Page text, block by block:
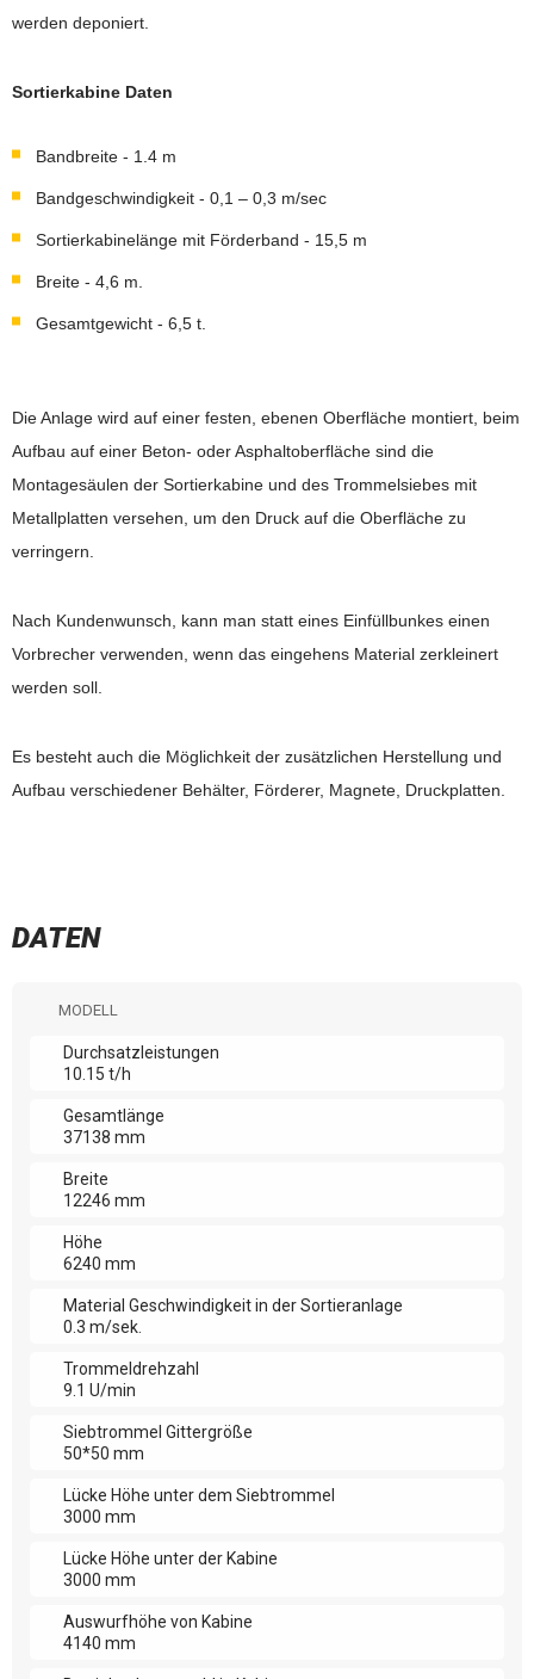
werden deponiert.
Sortierkabine Daten
Bandbreite - 1.4 m
Bandgeschwindigkeit - 0,1 – 0,3 m/sec
Sortierkabinelänge mit Förderband - 15,5 m
Breite - 4,6 m.
Gesamtgewicht - 6,5 t.
Die Anlage wird auf einer festen, ebenen Oberfläche montiert, beim
Aufbau auf einer Beton- oder Asphaltoberfläche sind die
Montagesäulen der Sortierkabine und des Trommelsiebes mit
Metallplatten versehen, um den Druck auf die Oberfläche zu
verringern.
Nach Kundenwunsch, kann man statt eines Einfüllbunkes einen
Vorbrecher verwenden, wenn das eingehens Material zerkleinert
werden soll.
Es besteht auch die Möglichkeit der zusätzlichen Herstellung und
Aufbau verschiedener Behälter, Förderer, Magnete, Druckplatten.
DATEN
MODELL
Durchsatzleistungen
10.15 t/h
Gesamtlänge
37138 mm
Breite
12246 mm
Höhe
6240 mm
Material Geschwindigkeit in der Sortieranlage
0.3 m/sek.
Trommeldrehzahl
9.1 U/min
Siebtrommel Gittergröße
50*50 mm
Lücke Höhe unter dem Siebtrommel
3000 mm
Lücke Höhe unter der Kabine
3000 mm
Auswurfhöhe von Kabine
4140 mm